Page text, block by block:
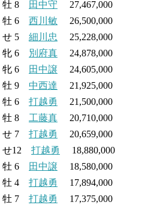
8 田中守 27,467,000
6 西川敏 26,500,000
5 細川忠
25,228,000
6 別府真 24,878,000
田中譲 24,605,000
9 中西達 21,925,000
6 打越勇
21,500,000
8 工藤真 20,710,000
7 打越勇
20,659,000
打越勇
18,880,000
6 田中譲 18,580,000
4 打越勇
17,894,000
7 打越勇
17,375,000